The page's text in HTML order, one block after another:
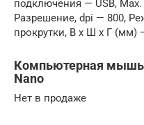
подключения — USB,
Разрешение, dpi — 800,
прокрутки, В x Ш x Г (мм)
Компьютерная мышь
Nano
Нет в продаже